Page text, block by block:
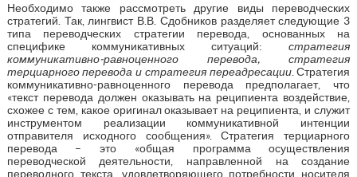
Необходимо также рассмотреть другие виды переводческих
стратегий. Так, лингвист В.В. Сдобников разделяет следующие 3
типа переводческих стратегии перевода, основанных на
специфике коммуникативных ситуаций:стратегия
коммуникативно-равноценного перевода, стратегия
терциарного перевода и стратегия переадресации. Стратегия
коммуникативно-равноценного перевода предполагает, что
«текст перевода должен оказывать на реципиента воздействие,
схожее с тем, какое оригинал оказывает на реципиента, и служит
инструментом реализации коммуникативной интенции
отправителя исходного сообщения». Стратегия терциарного
перевода – это «общая программа осуществления
переводческой деятельности, направленной на создание
переводного текста, удовлетворяющего потребности носителя